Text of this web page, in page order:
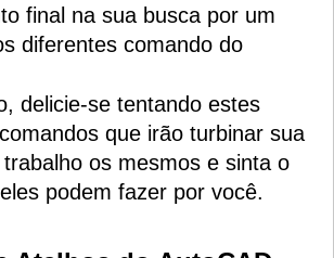
final na sua busca por um
diferentes comando do
delicie-se tentando estes
que irão turbinar sua
os mesmos e sinta o
podem fazer por você.